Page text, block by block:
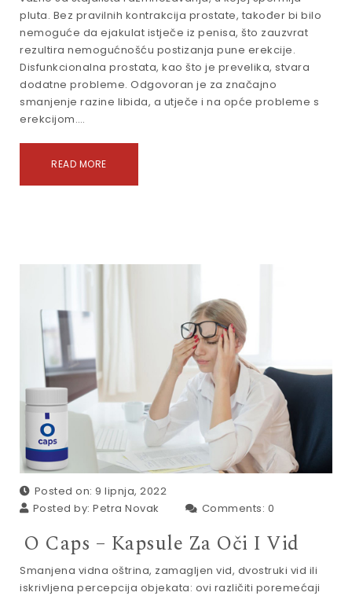
pluta. Bez pravilnih kontrakcija prostate, također bi bilo
nemoguće da ejakulat istječe iz penisa, što zauzvrat
rezultira nemogućnošću postizanja pune erekcije.
Disfunkcionalna prostata, kao što je prevelika, stvara
dodatne probleme. Odgovoran je za značajno
smanjenje razine libida, a utječe i na opće probleme s
erekcijom.…
READ MORE
Posted on: 9 lipnja, 2022
Posted by: Petra Novak Comments: 0
O Caps – Kapsule Za Oči I Vid
Smanjena vidna oštrina, zamagljen vid, dvostruki vid ili
iskrivljena percepcija objekata: ovi različiti poremećaji